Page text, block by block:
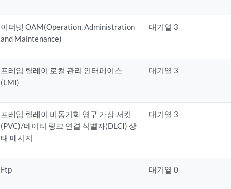
이더넷 OAM(Operation, Administration
and Maintenance)
대기열 3
프레임 릴레이 로컬 관리 인터페이스
(LMI)
대기열 3
프레임 릴레이 비동기화 영구 가상 서킷
(PVC)/데이터 링크 연결 식별자(DLCI) 상
태 메시지
대기열 3
Ftp 대기열 0